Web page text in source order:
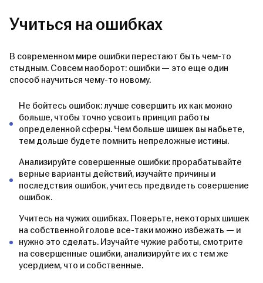
Учиться на ошибках
В современном мире ошибки перестают быть чем-то
стыдным. Совсем наоборот: ошибки — это еще один
способ научиться чему-то новому.
Не бойтесь ошибок: лучше совершить их как можно
больше, чтобы точно усвоить принцип работы
определенной сферы. Чем больше шишек вы набьете,
тем дольше будете помнить непреложные истины.
Анализируйте совершенные ошибки: прорабатывайте
верные варианты действий, изучайте причины и
последствия ошибок, учитесь предвидеть совершение
ошибок.
Учитесь на чужих ошибках. Поверьте, некоторых шишек
на собственной голове все-таки можно избежать — и
нужно это сделать. Изучайте чужие работы, смотрите
на совершенные ошибки, анализируйте их с тем же
усердием, что и собственные.